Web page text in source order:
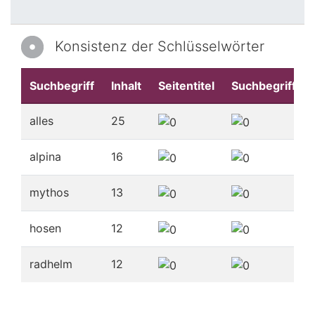
Konsistenz der Schlüsselwörter
Suchbegriff Inhalt Seitentitel Suchbegriffe
alles 25
alpina 16
mythos 13
hosen 12
radhelm 12